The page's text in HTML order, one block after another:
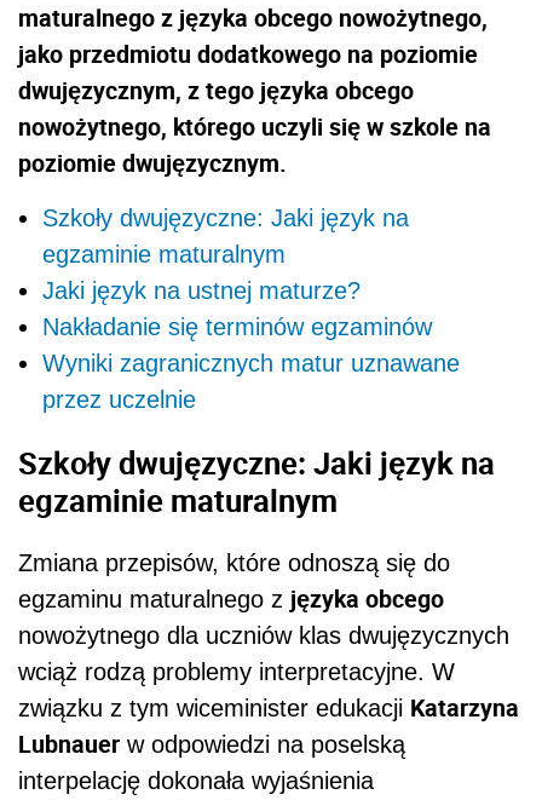
maturalnego z języka obcego nowożytnego,
jako przedmiotu dodatkowego na poziomie
dwujęzycznym, z tego języka obcego
nowożytnego, którego uczyli się w szkole na
poziomie dwujęzycznym.
Szkoły dwujęzyczne: Jaki język na
egzaminie maturalnym
Jaki język na ustnej maturze?
Nakładanie się terminów egzaminów
Wyniki zagranicznych matur uznawane
przez uczelnie
Szkoły dwujęzyczne: Jaki język na
egzaminie maturalnym
Zmiana przepisów, które odnoszą się do
egzaminu maturalnego z języka obcego
nowożytnego dla uczniów klas dwujęzycznych
wciąż rodzą problemy interpretacyjne. W
związku z tym wiceminister edukacji Katarzyna
Lubnauer w odpowiedzi na poselską
interpelację dokonała wyjaśnienia